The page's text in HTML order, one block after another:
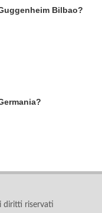
Bilbao?
diritti riservati